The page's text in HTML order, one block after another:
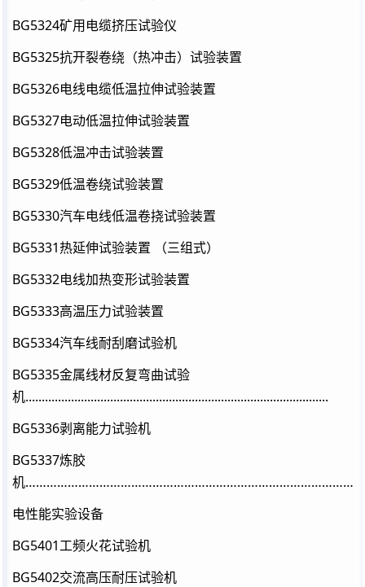
BG5324矿用电缆挤压试验仪
BG5325抗开裂卷绕（热冲击）试验装置
BG5326电线电缆低温拉伸试验装置
BG5327电动低温拉伸试验装置
BG5328低温冲击试验装置
BG5329低温卷绕试验装置
BG5330汽车电线低温卷挠试验装置
BG5331热延伸试验装置 （三组式）
BG5332电线加热变形试验装置
BG5333高温压力试验装置
BG5334汽车线耐刮磨试验机
BG5335金属线材反复弯曲试验
机.............................................................................................
BG5336剥离能力试验机
BG5337炼胶
机…………………………………………………………………………………
电性能实验设备
BG5401工频火花试验机
BG5402交流高压耐压试验机